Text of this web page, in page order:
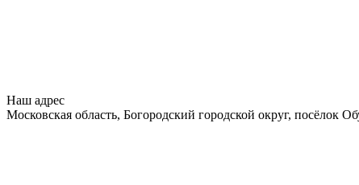
Наш адрес
Московская область, Богородский городской округ, посёлок